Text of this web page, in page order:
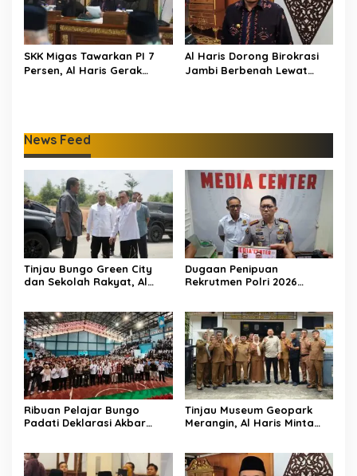
SKK Migas Tawarkan PI 7
Persen, Al Haris Gerak
Al Haris Dorong Birokrasi
Jambi Berbenah Lewat
News Feed
Tinjau Bungo Green City
dan Sekolah Rakyat, Al
Infrastruktur
Dugaan Penipuan
Rekrutmen Polri 2026
Propam Polda Jambi
Ribuan Pelajar Bungo
Padati Deklarasi Akbar
Radikalisme
Tinjau Museum Geopark
Merangin, Al Haris Minta